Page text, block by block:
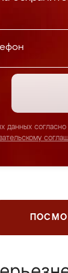
данных согласно